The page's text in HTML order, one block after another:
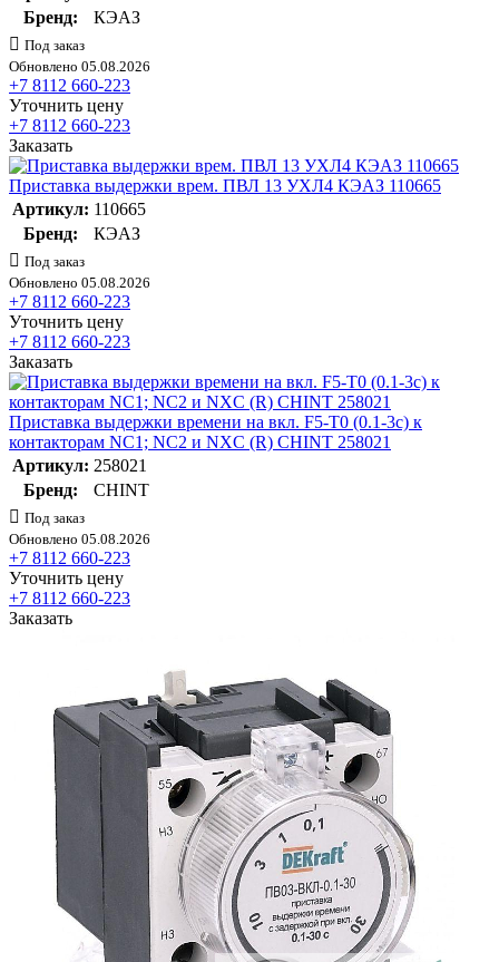
Бренд:
КЭАЗ
Под заказ
Обновлено 05.08.2026
+7 8112 660-223
Уточнить цену
+7 8112 660-223
Заказать
Приставка выдержки врем. ПВЛ 13 УХЛ4 КЭАЗ 110665
Артикул: 110665
Бренд:
КЭАЗ
Под заказ
Обновлено 05.08.2026
+7 8112 660-223
Уточнить цену
+7 8112 660-223
Заказать
Приставка выдержки времени на вкл. F5-T0 (0.1-3с) к
контакторам NC1; NC2 и NXC (R) CHINT 258021
Артикул: 258021
Бренд:
CHINT
Под заказ
Обновлено 05.08.2026
+7 8112 660-223
Уточнить цену
+7 8112 660-223
Заказать